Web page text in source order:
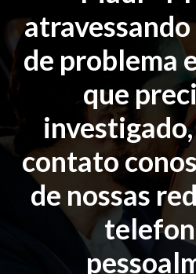
de problema
que
contato
de nossas